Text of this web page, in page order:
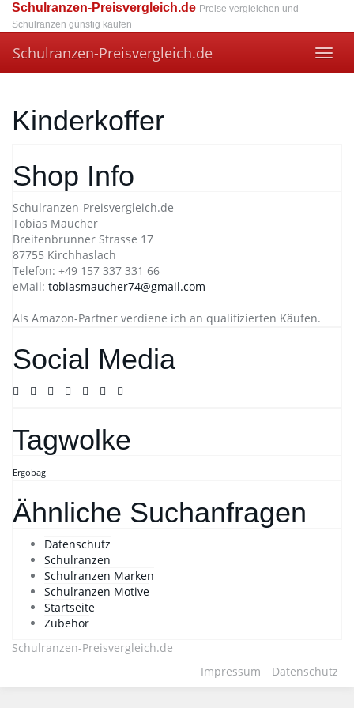
Skip
main
content
Schulranzen-Preisvergleich.de Preise vergleichen und
Schulranzen günstig kaufen
Schulranzen-Preisvergleich.de
Kinderkoffer
Shop Info
Schulranzen-Preisvergleich.de
Tobias Maucher
Breitenbrunner Strasse 17
87755 Kirchhaslach
Telefon: +49 157 337 331 66
eMail: tobiasmaucher74@gmail.com
Als Amazon-Partner verdiene ich an qualifizierten Käufen.
Social Media
Tagwolke
Ergobag
Ähnliche Suchanfragen
Datenschutz
Schulranzen
Schulranzen Marken
Schulranzen Motive
Startseite
Zubehör
Schulranzen-Preisvergleich.de
Impressum
Datenschutz